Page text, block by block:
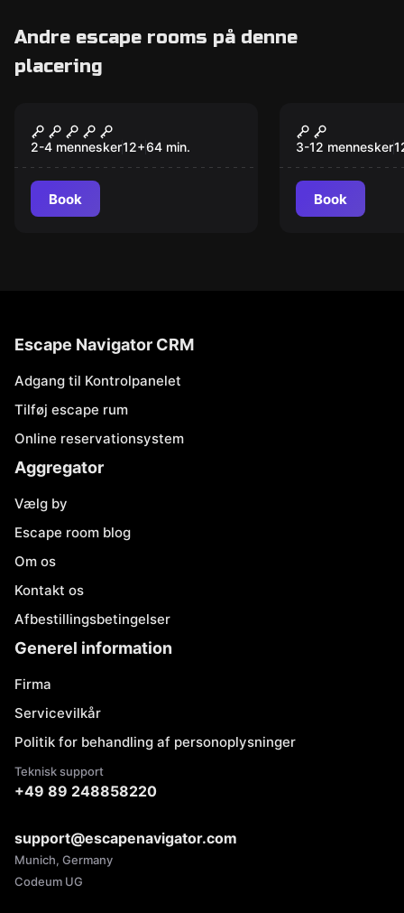
Andre escape rooms på denne
placering
Prince of Persia – The
Dagger Of Time VR
2-4 mennesker12+64 min.
Book
Juvel
3-12 mennesker
Book
Escape Navigator CRM
Adgang til Kontrolpanelet
Tilføj escape rum
Online reservationsystem
Aggregator
Vælg by
Escape room blog
Om os
Kontakt os
Afbestillingsbetingelser
Generel information
Firma
Servicevilkår
Politik for behandling af personoplysninger
Teknisk support
+49 89 248858220
support@escapenavigator.com
Munich, Germany
Codeum UG